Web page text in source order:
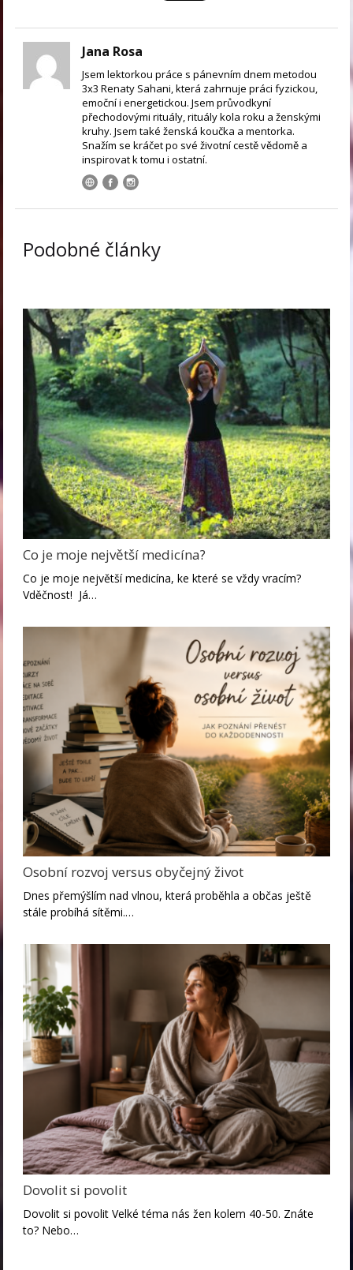
Jana Rosa
Jsem lektorkou práce s pánevním dnem metodou
3x3 Renaty Sahani, která zahrnuje práci fyzickou,
emoční i energetickou. Jsem průvodkyní
přechodovými rituály, rituály kola roku a ženskými
kruhy. Jsem také ženská koučka a mentorka.
Snažím se kráčet po své životní cestě vědomě a
inspirovat k tomu i ostatní.
Podobné články
Co je moje největší medicína?
Co je moje největší medicína, ke které se vždy vracím?
Vděčnost! Já…
Osobní rozvoj versus obyčejný život
Dnes přemýšlím nad vlnou, která proběhla a občas ještě
stále probíhá sítěmi.…
Dovolit si povolit
Dovolit si povolit Velké téma nás žen kolem 40-50. Znáte
to? Nebo…